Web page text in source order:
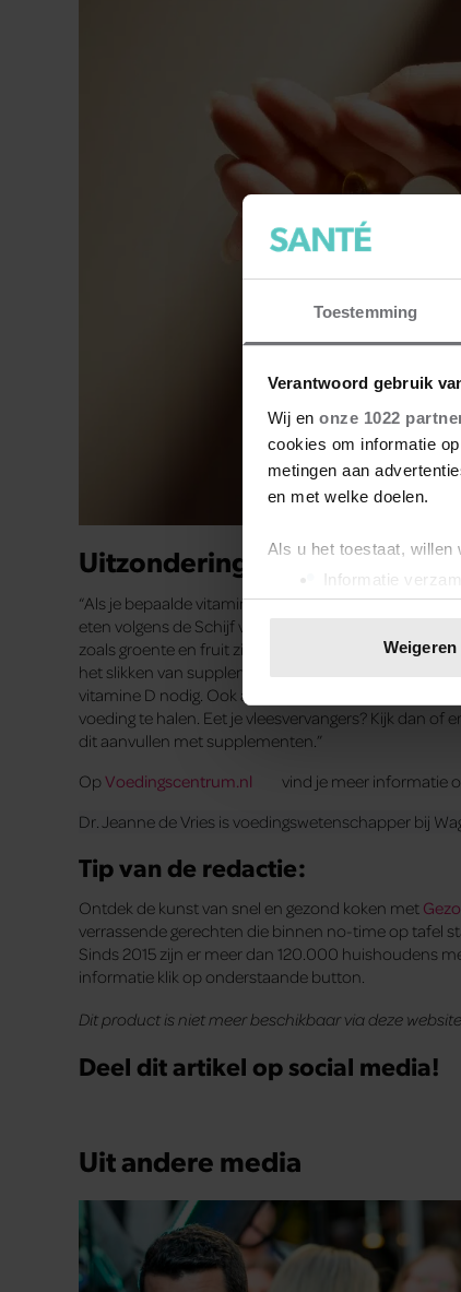
Toestemming
Verantwoord gebruik
Wij en onze 1022
cookies om informatie
metingen aan
en met welke doelen.
Als u het toestaat, willen
Informatie
Uw apparaat
toestemming op elk
We gebruiken cookies
websiteverkeer te
media, adverteren en
verstrekt of die ze
onze website blijft
Weigeren
Uitzonderingen
“Als je bepaalde vitamines en mineralen
eten volgens de Schijf van Vijf. Dit is gezonder en
zoals groente en fruit zitten naast foliumzuur en
het slikken van supplementen wel nodig. Ouderen,
vitamine D nodig. Ook als vegetariër, en met name
voeding te halen. Eet je vleesvervangers? Kijk dan of
dit aanvullen met supplementen.”
OpVoedingscentrum.nl
vind je meer informatie
Dr. Jeanne de Vries is voedingswetenschapper bij
Tip van de redactie:
Ontdek de kunst van snel en gezond koken met
verrassende gerechten die binnen no-time op tafel
Sinds 2015 zijn er meer dan 120.000 huishoudens
informatie klik op onderstaande button.
Dit product is niet meer beschikbaar via deze
Deel dit artikel op social media!
Uit andere media